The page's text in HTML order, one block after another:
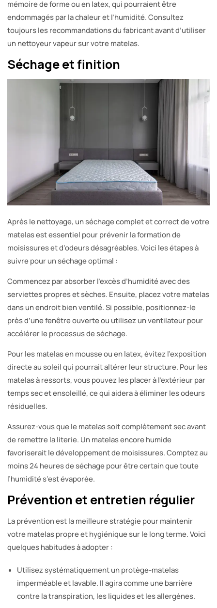
mémoire de forme ou en latex, qui pourraient être
endommagés par la chaleur et l’humidité. Consultez
toujours les recommandations du fabricant avant d’utiliser
un nettoyeur vapeur sur votre matelas.
Séchage et finition
Après le nettoyage, un séchage complet et correct de votre
matelas est essentiel pour prévenir la formation de
moisissures et d’odeurs désagréables. Voici les étapes à
suivre pour un séchage optimal :
Commencez par absorber l’excès d’humidité avec des
serviettes propres et sèches. Ensuite, placez votre matelas
dans un endroit bien ventilé. Si possible, positionnez-le
près d’une fenêtre ouverte ou utilisez un ventilateur pour
accélérer le processus de séchage.
Pour les matelas en mousse ou en latex, évitez l’exposition
directe au soleil qui pourrait altérer leur structure. Pour les
matelas à ressorts, vous pouvez les placer à l’extérieur par
temps sec et ensoleillé, ce qui aidera à éliminer les odeurs
résiduelles.
Assurez-vous que le matelas soit complètement sec avant
de remettre la literie. Un matelas encore humide
favoriserait le développement de moisissures. Comptez au
moins 24 heures de séchage pour être certain que toute
l’humidité s’est évaporée.
Prévention et entretien régulier
La prévention est la meilleure stratégie pour maintenir
votre matelas propre et hygiénique sur le long terme. Voici
quelques habitudes à adopter :
Utilisez systématiquement un protège-matelas
imperméable et lavable. Il agira comme une barrière
contre la transpiration, les liquides et les allergènes.